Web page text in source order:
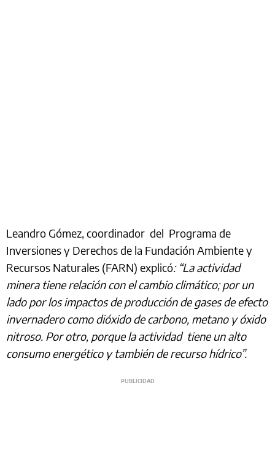
Leandro Gómez, coordinador del Programa de
Inversiones y Derechos de la Fundación Ambiente y
Recursos Naturales (FARN) explicó: “La actividad
minera tiene relación con el cambio climático; por un
lado por los impactos de producción de gases de efecto
invernadero como dióxido de carbono, metano y óxido
nitroso. Por otro, porque la actividad tiene un alto
consumo energético y también de recurso hídrico”.